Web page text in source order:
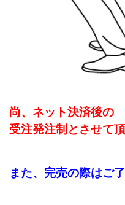
尚、ネット決済後の
受注発注制と させて
また、完売の際はご